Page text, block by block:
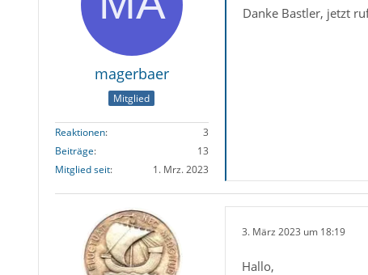
magerbaer
Mitglied
Reaktionen
3
Beiträge
13
Mitglied seit
1. Mrz. 2023
Danke Bastler, jetzt
3. März 2023 um 18:19
Hallo,